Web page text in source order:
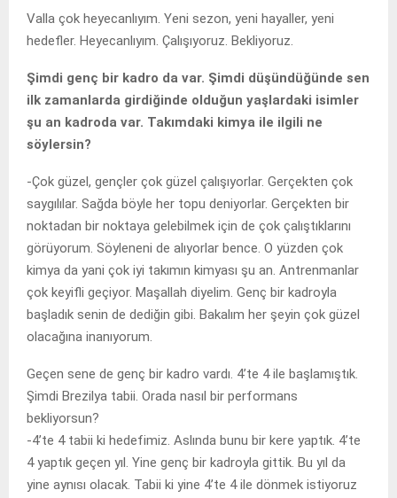
Valla çok heyecanlıyım. Yeni sezon, yeni hayaller, yeni
hedefler. Heyecanlıyım. Çalışıyoruz. Bekliyoruz.
Şimdi genç bir kadro da var. Şimdi düşündüğünde sen
ilk zamanlarda girdiğinde olduğun yaşlardaki isimler
şu an kadroda var. Takımdaki kimya ile ilgili ne
söylersin?
-Çok güzel, gençler çok güzel çalışıyorlar. Gerçekten çok
saygılılar. Sağda böyle her topu deniyorlar. Gerçekten bir
noktadan bir noktaya gelebilmek için de çok çalıştıklarını
görüyorum. Söyleneni de alıyorlar bence. O yüzden çok
kimya da yani çok iyi takımın kimyası şu an. Antrenmanlar
çok keyifli geçiyor. Maşallah diyelim. Genç bir kadroyla
başladık senin de dediğin gibi. Bakalım her şeyin çok güzel
olacağına inanıyorum.
Geçen sene de genç bir kadro vardı. 4’te 4 ile başlamıştık.
Şimdi Brezilya tabii. Orada nasıl bir performans
bekliyorsun?
-4’te 4 tabii ki hedefimiz. Aslında bunu bir kere yaptık. 4’te
4 yaptık geçen yıl. Yine genç bir kadroyla gittik. Bu yıl da
yine aynısı olacak. Tabii ki yine 4’te 4 ile dönmek istiyoruz